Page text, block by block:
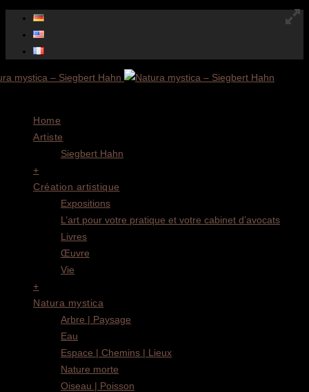
Home
Artiste
Siegbert Hahn
+
Création artistique
Expositions
L’art pour votre pratique et votre cabinet d’avocats
Livres
Œuvre
Vie
+
Natura mystica
Arbre | Paysage
Eau
Espace | Chemins | Lieux
Nature morte
Oiseau | Poisson